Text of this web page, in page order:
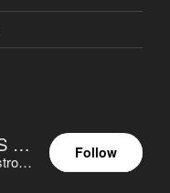
ASTROCOHORS EUNOIA ULTIMA
@astrocohors.eu@astrocohors.eu
Follow